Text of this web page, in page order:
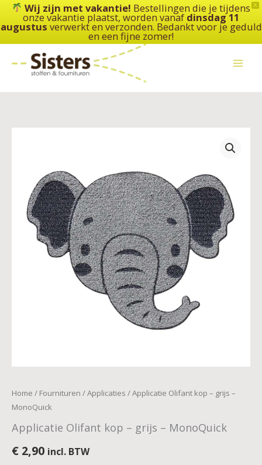
X
Wij zijn met vakantie! Bestellingen die je tijdens
onze vakantie plaatst, worden vanaf dinsdag 11
augustus verwerkt en verzonden. Bedankt voor je geduld
en een fijne zomer!
de
inhoud
Home / Fournituren /Applicaties / Applicatie Olifant kop – grijs –
MonoQuick
Applicatie Olifant kop – grijs – MonoQuick
€ 2,90 incl. BTW